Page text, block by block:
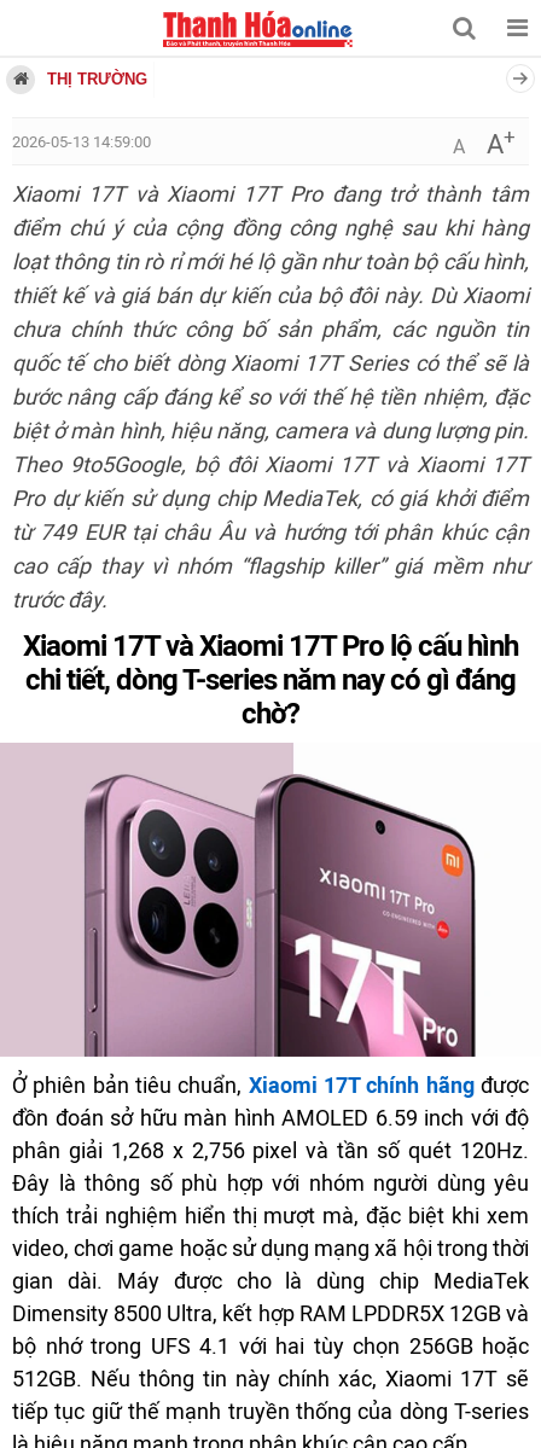
THỊ TRƯỜNG
2026-05-13 14:59:00 A A+
Xiaomi 17T và Xiaomi 17T Pro đang trở thành tâm
điểm chú ý của cộng đồng công nghệ sau khi hàng
loạt thông tin rò rỉ mới hé lộ gần như toàn bộ cấu hình,
thiết kế và giá bán dự kiến của bộ đôi này. Dù Xiaomi
chưa chính thức công bố sản phẩm, các nguồn tin
quốc tế cho biết dòng Xiaomi 17T Series có thể sẽ là
bước nâng cấp đáng kể so với thế hệ tiền nhiệm, đặc
biệt ở màn hình, hiệu năng, camera và dung lượng pin.
Theo 9to5Google, bộ đôi Xiaomi 17T và Xiaomi 17T
Pro dự kiến sử dụng chip MediaTek, có giá khởi điểm
từ 749 EUR tại châu Âu và hướng tới phân khúc cận
cao cấp thay vì nhóm “flagship killer” giá mềm như
trước đây.
Xiaomi 17T và Xiaomi 17T Pro lộ cấu hình
chi tiết, dòng T-series năm nay có gì đáng
chờ?
Ở phiên bản tiêu chuẩn, Xiaomi 17T chính hãngđược
đồn đoán sở hữu màn hình AMOLED 6.59 inch với độ
phân giải 1,268 x 2,756 pixel và tần số quét 120Hz.
Đây là thông số phù hợp với nhóm người dùng yêu
thích trải nghiệm hiển thị mượt mà, đặc biệt khi xem
video, chơi game hoặc sử dụng mạng xã hội trong thời
gian dài. Máy được cho là dùng chip MediaTek
Dimensity 8500 Ultra, kết hợp RAM LPDDR5X 12GB và
bộ nhớ trong UFS 4.1 với hai tùy chọn 256GB hoặc
512GB. Nếu thông tin này chính xác, Xiaomi 17T sẽ
tiếp tục giữ thế mạnh truyền thống của dòng T-series